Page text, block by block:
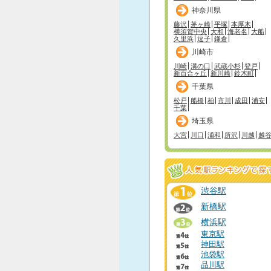
神奈川県
藤沢 茅ヶ崎 平塚 本厚木
横須賀中央 大和 海老名 大船
久里浜 逗子 鎌倉
川崎市
川崎 溝の口 武蔵小杉 登戸
新百合ヶ丘
新川崎 鈴木町
千葉県
松戸 船橋 柏 市川 成田 浦安
千葉
埼玉県
大宮 川口 浦和 所沢 川越 越谷
渋谷駅
新橋駅
横浜駅
東京駅
神田駅
池袋駅
品川駅